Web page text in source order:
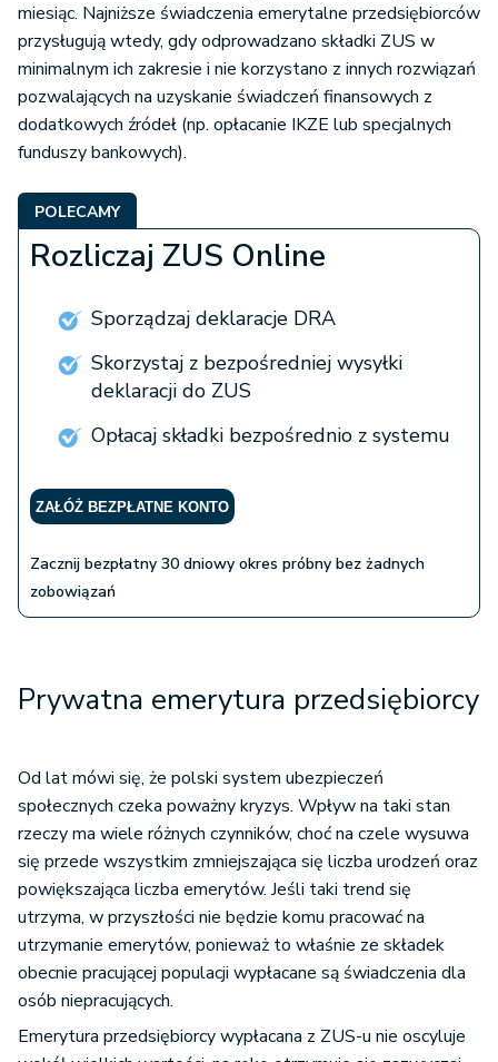
miesiąc. Najniższe świadczenia emerytalne przedsiębiorców
przysługują wtedy, gdy odprowadzano składki ZUS w
minimalnym ich zakresie i nie korzystano z innych rozwiązań
pozwalających na uzyskanie świadczeń finansowych z
dodatkowych źródeł (np. opłacanie IKZE lub specjalnych
funduszy bankowych).
POLECAMY
Rozliczaj ZUS Online
Sporządzaj deklaracje DRA
Skorzystaj z bezpośredniej wysyłki
deklaracji do ZUS
Opłacaj składki bezpośrednio z systemu
ZAŁÓŻ BEZPŁATNE KONTO
Zacznij bezpłatny 30 dniowy okres próbny bez żadnych
zobowiązań
Prywatna emerytura przedsiębiorcy
Od lat mówi się, że polski system ubezpieczeń
społecznych czeka poważny kryzys. Wpływ na taki stan
rzeczy ma wiele różnych czynników, choć na czele wysuwa
się przede wszystkim zmniejszająca się liczba urodzeń oraz
powiększająca liczba emerytów. Jeśli taki trend się
utrzyma, w przyszłości nie będzie komu pracować na
utrzymanie emerytów, ponieważ to właśnie ze składek
obecnie pracującej populacji wypłacane są świadczenia dla
osób niepracujących.
Emerytura przedsiębiorcy wypłacana z ZUS-u nie oscyluje